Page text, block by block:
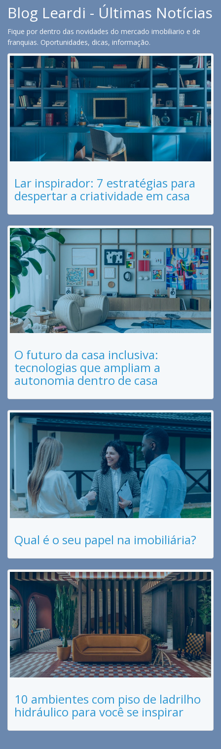
Blog Leardi - Últimas Notícias
Fique por dentro das novidades do mercado imobiliario e de
franquias. Oportunidades, dicas, informação.
Lar inspirador: 7 estratégias para
despertar a criatividade em casa
O futuro da casa inclusiva:
tecnologias que ampliam a
autonomia dentro de casa
Qual é o seu papel na imobiliária?
10 ambientes com piso de ladrilho
hidráulico para você se inspirar